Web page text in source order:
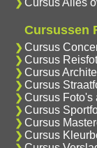
Cursussen
Cursus
Cursus
Cursus
Cursus
Cursus Foto's
Cursus
Cursus
Cursus